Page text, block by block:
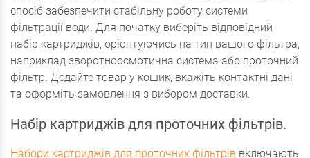
спосіб забезпечити стабільну роботу системи
фільтрації води. Для початку виберіть відповідний
набір картриджів, орієнтуючись на тип вашого фільтра,
наприклад зворотноосмотична система або проточний
фільтр. Додайте товар у кошик, вкажіть контактні дані
та оформіть замовлення з вибором доставки.
Набір картриджів для проточних фільтрів.
Набори картриджів для проточних фільтрів включають